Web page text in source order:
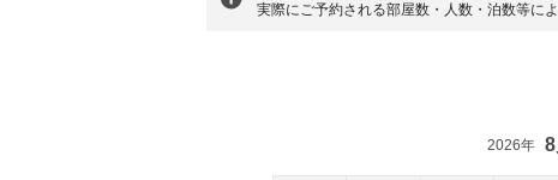
実際にご予約される部屋数・人数・泊数等に
2026年 8